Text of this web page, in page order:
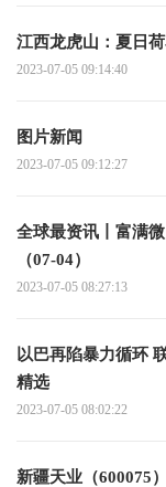
江西龙虎山：夏日
2023-07-05 09:14:40
图片新闻
2023-07-05 09:12:27
全球最资讯丨富满
（07-04）
2023-07-05 08:27:13
以巴再陷暴力循环
精选
2023-07-05 08:02:22
新疆天业（600075